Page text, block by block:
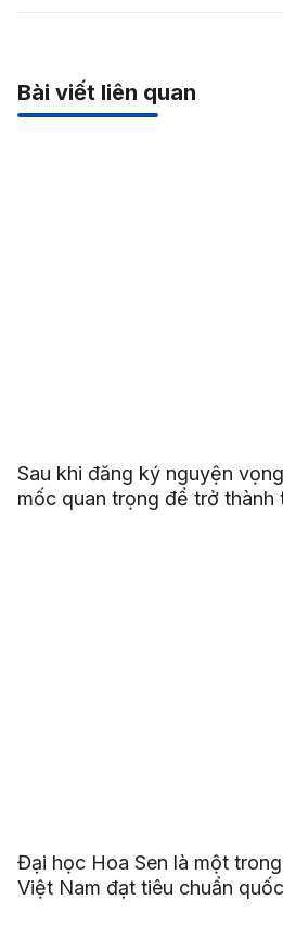
Bài viết liên quan
Sau khi đăng ký nguyện
mốc quan trọng để trở thành
Đại học Hoa Sen là một
Việt Nam đạt tiêu chuẩn